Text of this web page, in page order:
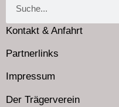
Kontakt & Anfahrt
Partnerlinks
Impressum
Der Trägerverein